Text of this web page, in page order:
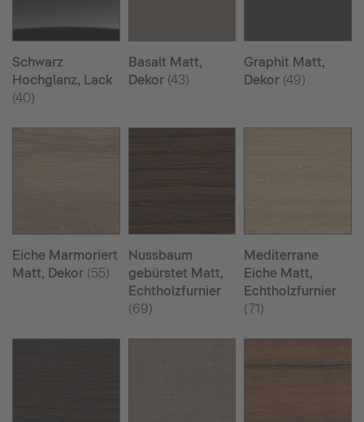
Schwarz
Hochglanz, Lack
(40)
Basalt Matt,
Dekor(43)
Graphit Matt,
Dekor (49)
Eiche Marmoriert
Matt, Dekor (55)
Nussbaum
gebürstet Matt,
Echtholzfurnier
(69)
Mediterrane
Eiche Matt,
Echtholzfurnier
(71)